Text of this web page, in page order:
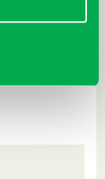
na tanieri: